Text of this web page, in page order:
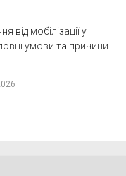
від мобілізації у
умови та причини